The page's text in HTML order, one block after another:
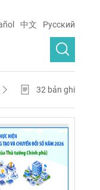
中文 Русский
32 bản ghi